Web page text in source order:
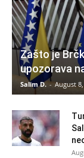
Zašto je
upozorava
Salim D. - August